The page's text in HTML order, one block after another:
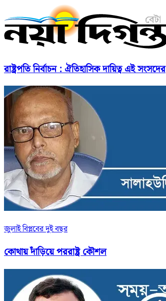
রাষ্ট্রপতি নির্বাচন : ঐতিহাসিক দায়িত্ব এই সংসদের
জুলাই বিপ্লবের দুই বছর
কোথায় দাঁড়িয়ে পররাষ্ট্র কৌশল